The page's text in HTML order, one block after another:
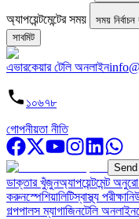
অ্যাপয়েন্টমেন্টের সময়
সময়
সাবমিট
এভারকেয়ার টেলি অনলাইন
১০৬৭৮
গোপনীয়তা নীতি
ডাক্তার খুঁজুনঅ্যাপয়েন্টমেন্ট
করুনস্পেশিয়ালিটিস্বাস্থ্য পরীক্ষা
গল্পপালস ম্যাগাজিনটেলি অনলাইন